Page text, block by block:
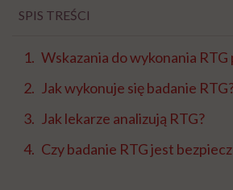
SPIS TREŚCI
Wskazania do wykonania RTG
Jak wykonuje się badanie
Jak lekarze analizują RTG?
Czy badanie RTG jest